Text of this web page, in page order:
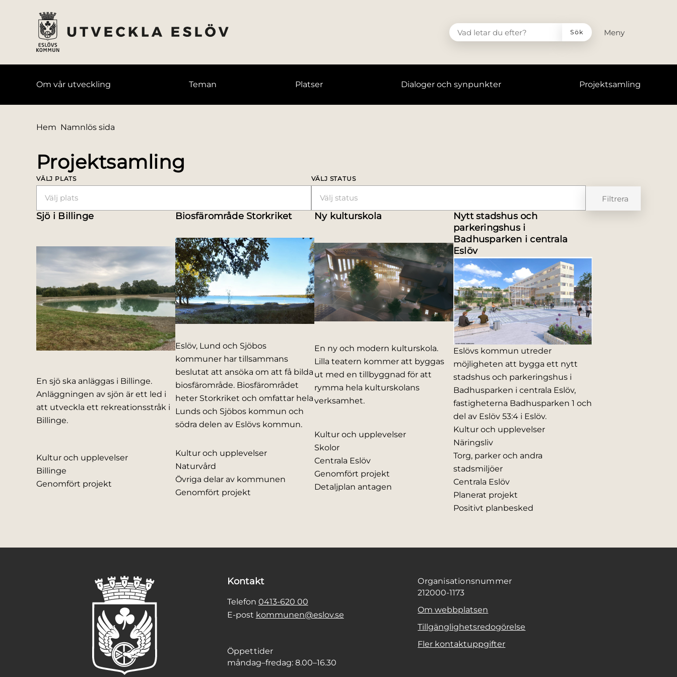
till innehåll
huvudmeny
VAD LETAR DU EFTER?
Sök
Meny
Om vår utveckling Teman Platser Dialoger och synpunkter Projektsamling
Du är här:
Hem Namnlös sida
Projektsamling
VÄLJ PLATS
Välj plats
VÄLJ STATUS
Välj status Filtrera
Sjö i Billinge
En sjö ska anläggas i Billinge.
Anläggningen av sjön är ett led i
att utveckla ett rekreationsstråk i
Billinge.
Kultur och upplevelser
Billinge
Genomfört projekt
Biosfärområde Storkriket
Eslöv, Lund och Sjöbos
kommuner har tillsammans
beslutat att ansöka om att få bilda
biosfärområde. Biosfärområdet
heter Storkriket och omfattar hela
Lunds och Sjöbos kommun och
södra delen av Eslövs kommun.
Kultur och upplevelser
Naturvård
Övriga delar av kommunen
Genomfört projekt
Ny kulturskola
En ny och modern kulturskola.
Lilla teatern kommer att byggas
ut med en tillbyggnad för att
rymma hela kulturskolans
verksamhet.
Kultur och upplevelser
Skolor
Centrala Eslöv
Genomfört projekt
Detaljplan antagen
Nytt stadshus och
parkeringshus i
Badhusparken i centrala
Eslöv
Eslövs kommun utreder
möjligheten att bygga ett nytt
stadshus och parkeringshus i
Badhusparken i centrala Eslöv,
fastigheterna Badhusparken 1 och
del av Eslöv 53:4 i Eslöv.
Kultur och upplevelser
Näringsliv
Torg, parker och andra
stadsmiljöer
Centrala Eslöv
Planerat projekt
Positivt planbesked
Kontakt
Telefon 0413-620 00
E-post kommunen@eslov.se
Öppettider
måndag–fredag: 8.00–16.30
Organisationsnummer
212000-1173
Om webbplatsen
Tillgänglighetsredogörelse
Fler kontaktuppgifter